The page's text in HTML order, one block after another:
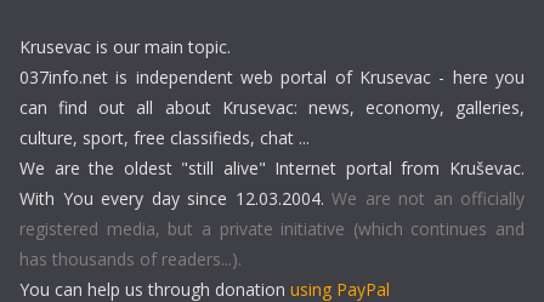
Krusevac is our main topic.
037info.net is independent web portal of Krusevac - here you
can find out all about Krusevac: news, economy, galleries,
culture, sport, free classifieds, chat ...
We are the oldest "still alive" Internet portal from Kruševac.
With You every day since 12.03.2004. We are not an officially
registered media, but a private initiative (which continues and
has thousands of readers...).
You can help us through donation using PayPal